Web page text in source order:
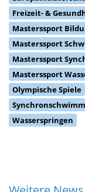
Freizeit- &
Masterssport
Masterssport
Masterssport
Masterssport
Olympische Spiele
Wasserspringen